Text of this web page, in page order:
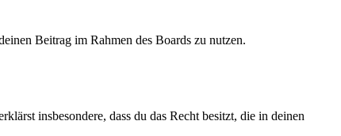
Beitrag im Rahmen des Boards zu nutzen.
insbesondere, dass du das Recht besitzt, die in deinen